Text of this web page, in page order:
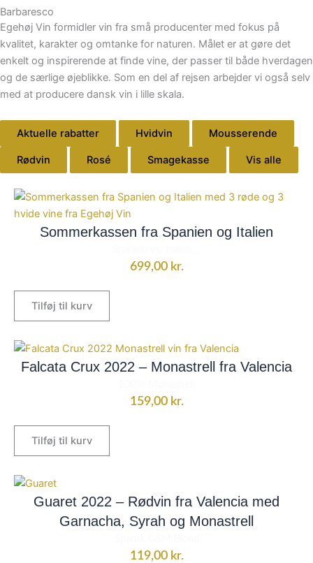
Barbaresco
Egehøj Vin formidler vin fra små producenter med fokus på
kvalitet, karakter og omtanke for naturen. Målet er at gøre det
enkelt og inspirerende at finde vine, der passer til både hverdagen
og de særlige øjeblikke. Som en del af rejsen arbejder vi også selv
med at producere dansk vin i lille skala.
Aktuelle rabatter Hvidvin Mousserende
Rødvin Rosé Smagekasse Vis alle
Sommerkassen fra Spanien og Italien
699,00 kr.
Tilføj til kurv
Falcata Crux 2022 – Monastrell fra Valencia
159,00 kr.
Tilføj til kurv
Guaret 2022 – Rødvin fra Valencia med
Garnacha, Syrah og Monastrell
119,00 kr.